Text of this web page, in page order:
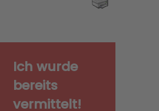
Ich wurde
bereits
vermittelt!